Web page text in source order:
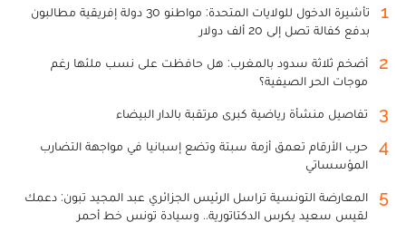
1
تأشيرة الدخول للولايات المتحدة: مواطنو 30 دولة إفريقية مطالبون
بدفع كفالة تصل إلى 20 ألف دولار
2
أضخم ثلاثة سدود بالمغرب: هل حافظت على نسب ملئها رغم
موجات الحر الصيفية؟
3 تفاصيل منشأة رياضية كبرى مرتقبة بالدار البيضاء
4
حرب الأرقام تعمق أزمة سبتة وتضع إسبانيا في مواجهة التضارب
المؤسساتي
5
المعارضة التونسية تراسل الرئيس الجزائري عبد المجيد تبون: دعمك
لقيس سعيد يكرس الدكتاتورية.. وسيادة تونس خط أحمر